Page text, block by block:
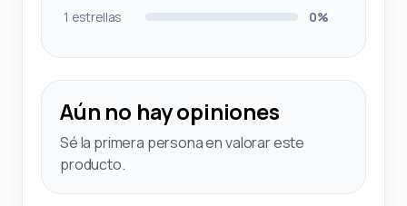
1 estrellas
0%
Aún no hay opiniones
Sé la primera persona en valorar este
producto.